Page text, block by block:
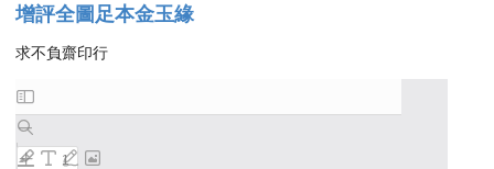
增評全圖足本金玉緣
求不負齋印行